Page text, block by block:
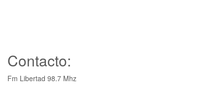
Contacto:
Fm Libertad 98.7 Mhz